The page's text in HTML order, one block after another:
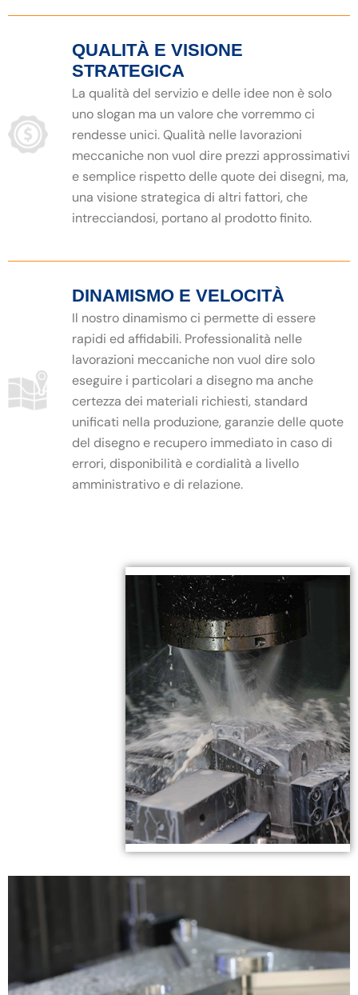
QUALITÀ E VISIONE
STRATEGICA
La qualità del servizio e delle idee non è solo
uno slogan ma un valore che vorremmo ci
rendesse unici. Qualità nelle lavorazioni
meccaniche non vuol dire prezzi approssimativi
e semplice rispetto delle quote dei disegni, ma,
una visione strategica di altri fattori, che
intrecciandosi, portano al prodotto finito.
DINAMISMO E VELOCITÀ
Il nostro dinamismo ci permette di essere
rapidi ed affidabili. Professionalità nelle
lavorazioni meccaniche non vuol dire solo
eseguire i particolari a disegno ma anche
certezza dei materiali richiesti, standard
unificati nella produzione, garanzie delle quote
del disegno e recupero immediato in caso di
errori, disponibilità e cordialità a livello
amministrativo e di relazione.